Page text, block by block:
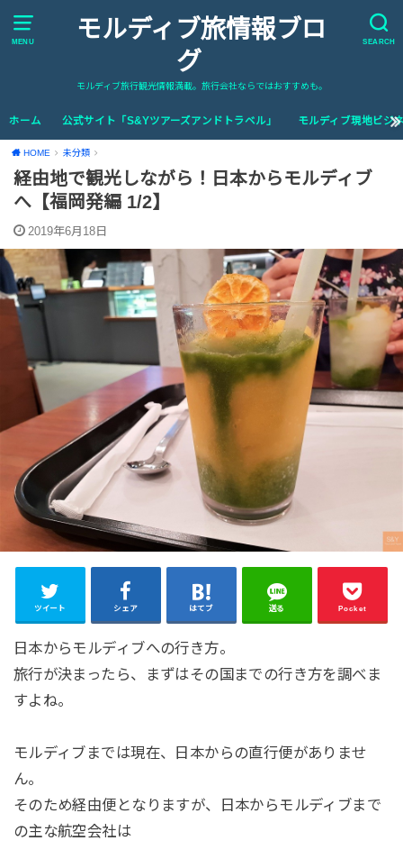
MENU SEARCH
モルディブ旅情報ブロ
グ
モルディブ旅行観光情報満載。旅行会社ならではおすすめも。
ホーム 公式サイト「S&Yツアーズアンドトラベル」 モルディブ現地ビジ
HOME 未分類
経由地で観光しながら！日本からモルディブ
へ【福岡発編 1/2】
2019年6月18日
ツイート シェア はてブ 送る Pocket
日本からモルディブへの行き方。
旅行が決まったら、まずはその国までの行き方を調べま
すよね。
モルディブまでは現在、日本からの直行便がありませ
ん。
そのため経由便となりますが、日本からモルディブまで
の主な航空会社は